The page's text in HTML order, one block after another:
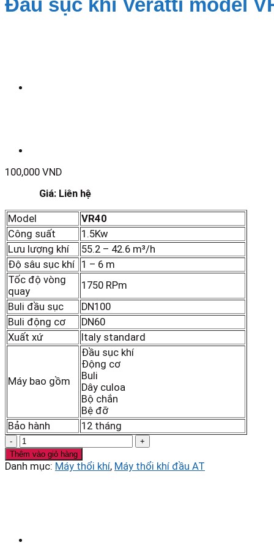
100,000 VND
Giá: Liên hệ
Model
VR40
Công suất
1.5Kw
Lưu lượng khí
55.2 – 42.6 m³/h
Độ sâu sục khí
1 – 6 m
Tốc độ vòng
quay
1750 RPm
Buli đầu sục
DN100
Buli động cơ
DN60
Xuất xứ
Italy standard
Máy bao gồm
Đầu sục khí
Động cơ
Buli
Dây culoa
Bộ chắn
Bệ đỡ
Bảo hành
12 tháng
Đầu
sục
khí
Veratti
Thêm vào giỏ hàng
Danh mục: Máy thổi khí, Máy thổi khí đầu AT